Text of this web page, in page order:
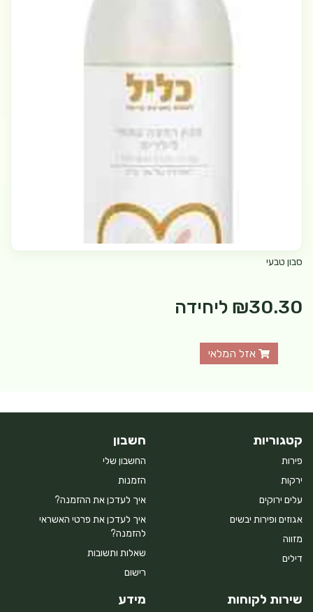
סבון טבעי
₪30.30 ליחידה
אזל המלאי
קטגוריות
פירות
ירקות
עלים ירוקים
אגוזים ופירות יבשים
מזווה
דילים
חשבון
החשבון שלי
הזמנות
איך לעדכן את ההזמנה?
איך לעדכן את פרטי האשראי
להזמנה?
שאלות ותשובות
רישום
שירות לקוחות מידע